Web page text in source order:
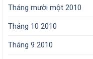
Tháng mười một 2010
Tháng 10 2010
Tháng 9 2010